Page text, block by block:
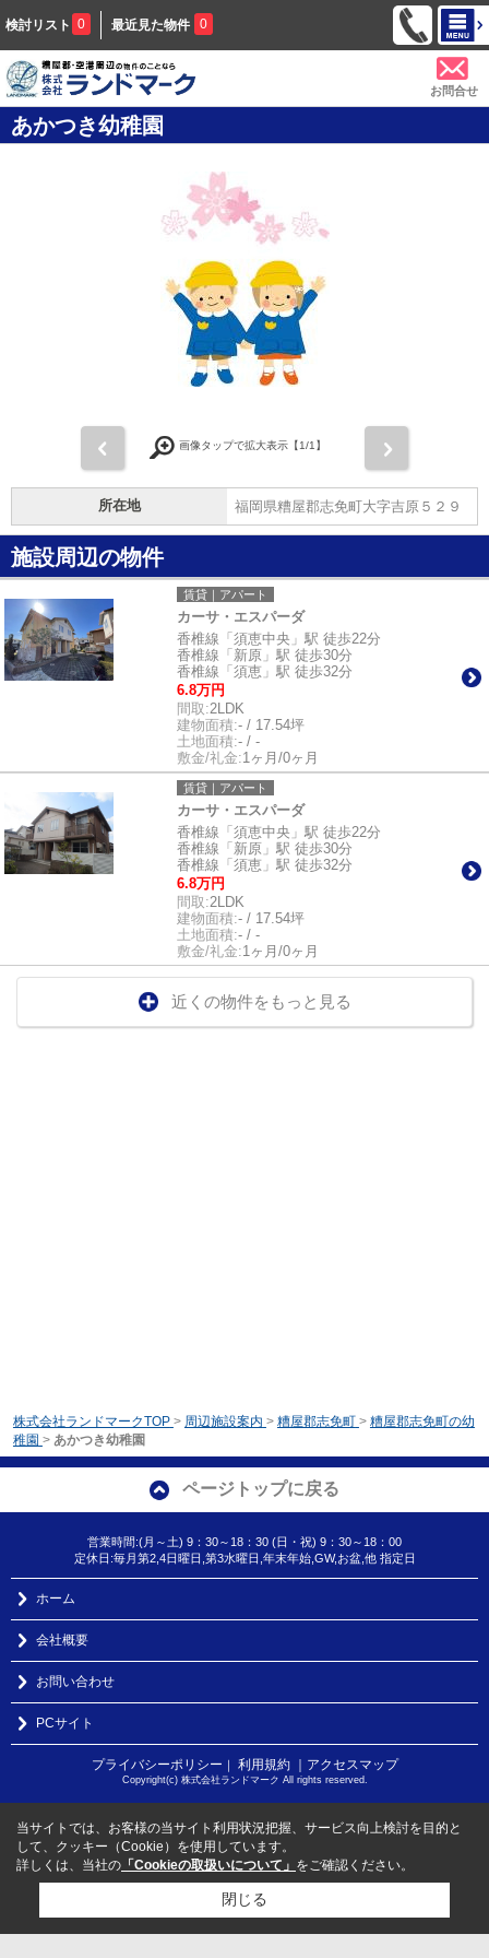
検討リスト 0 最近見た物件 0
お問合せ
あかつき幼稚園
画像タップで拡大表示【1/1】
所在地 福岡県糟屋郡志免町大字吉原５２９
施設周辺の物件
賃貸｜アパート
カーサ・エスパーダ
香椎線「須恵中央」駅 徒歩22分
香椎線「新原」駅 徒歩30分
香椎線「須恵」駅 徒歩32分
6.8万円
間取:2LDK
建物面積:- / 17.54坪
土地面積:- / -
敷金/礼金:1ヶ月/0ヶ月
賃貸｜アパート
カーサ・エスパーダ
香椎線「須恵中央」駅 徒歩22分
香椎線「新原」駅 徒歩30分
香椎線「須恵」駅 徒歩32分
6.8万円
間取:2LDK
建物面積:- / 17.54坪
土地面積:- / -
敷金/礼金:1ヶ月/0ヶ月
近くの物件をもっと見る
株式会社ランドマークTOP > 周辺施設案内 > 糟屋郡志免町 > 糟屋郡志免町の幼
稚園 > あかつき幼稚園
ページトップに戻る
営業時間:(月～土) 9：30～18：30 (日・祝) 9：30～18：00
定休日:毎月第2,4日曜日,第3水曜日,年末年始,GW,お盆,他 指定日
ホーム
会社概要
お問い合わせ
PCサイト
プライバシーポリシー ｜ 利用規約 ｜アクセスマップ
Copyright(c) 株式会社ランドマーク All rights reserved.
当サイトでは、お客様の当サイト利用状況把握、サービス向上検討を目的と
して、クッキー（Cookie）を使用しています。
詳しくは、当社の 「Cookieの取扱いについて」 をご確認ください。
閉じる